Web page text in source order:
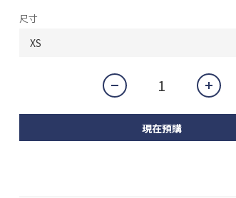
尺寸
現在預購